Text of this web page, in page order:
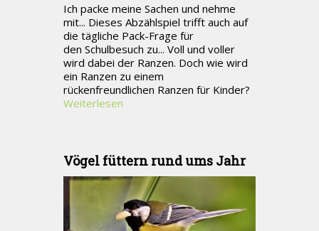
Ich packe meine Sachen und nehme
mit... Dieses Abzählspiel trifft auch auf
die tägliche Pack-Frage für
den Schulbesuch zu... Voll und voller
wird dabei der Ranzen. Doch wie wird
ein Ranzen zu einem
rückenfreundlichen Ranzen für Kinder?
Weiterlesen
Vögel füttern rund ums Jahr